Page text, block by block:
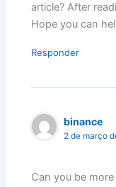
article? After
Hope you can
Responder
binance
2 de março
Can you be